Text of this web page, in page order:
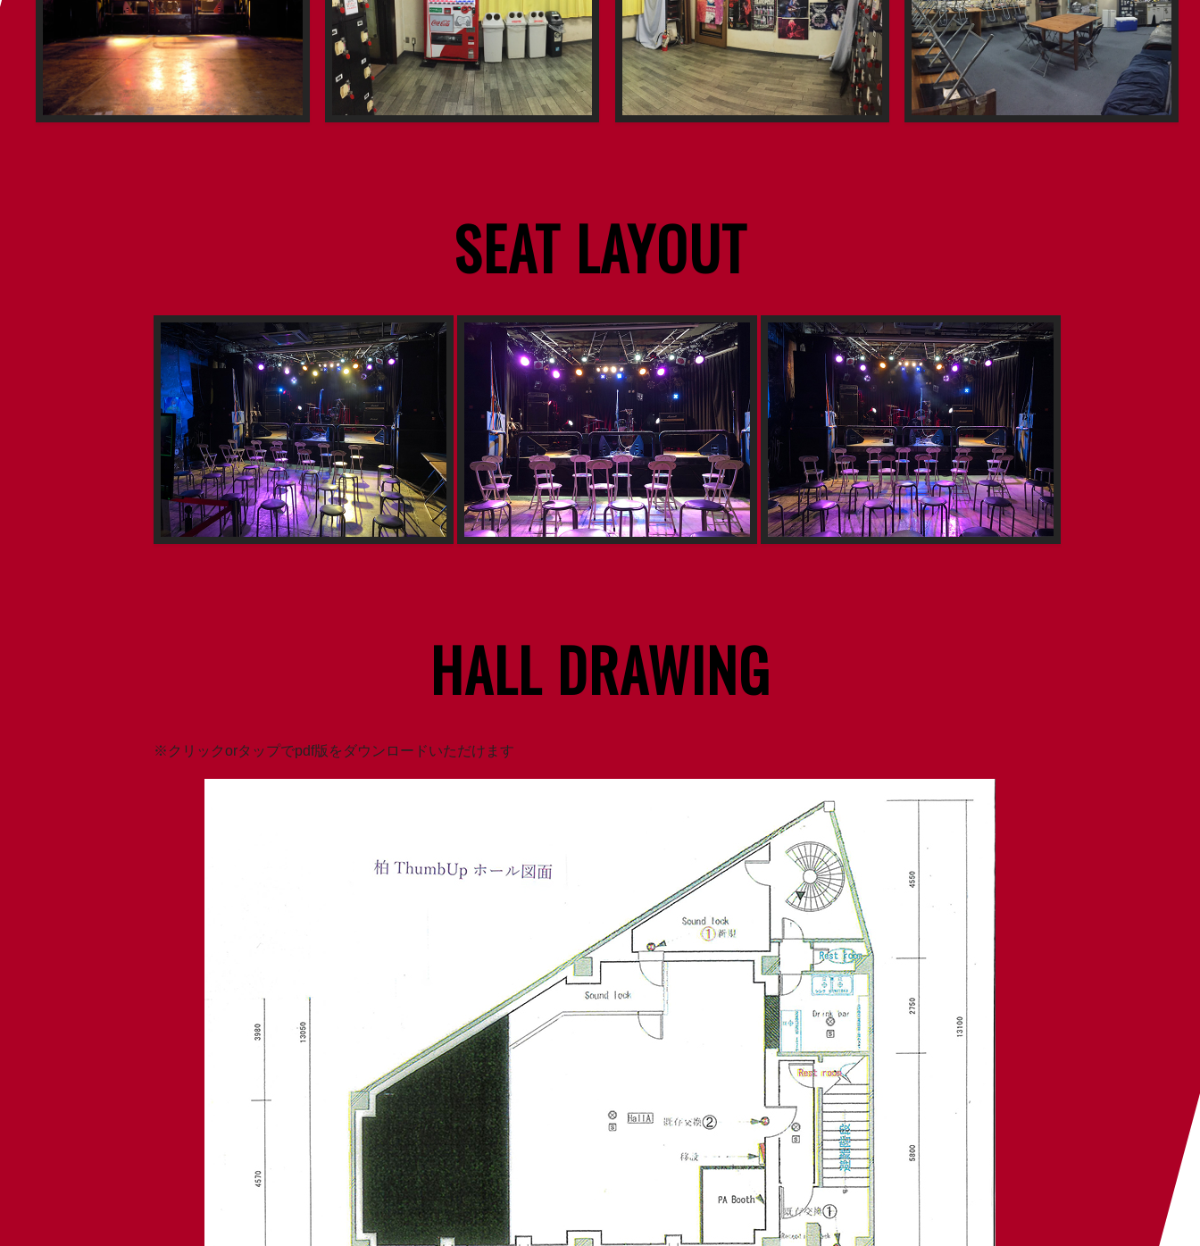
SEAT LAYOUT
HALL DRAWING
※クリックorタップでpdf版をダウンロードいただけます